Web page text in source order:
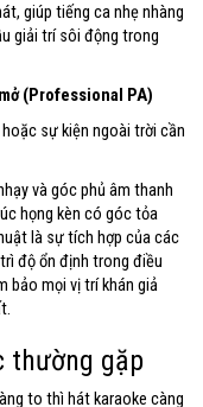
giúp tiếng ca nhẹ nhàng
giải trí sôi động trong
(Professional PA)
sự kiện ngoài trời cần
và góc phủ âm thanh
họng kèn có góc tỏa
là sự tích hợp của các
độ ổn định trong điều
bảo mọi vị trí khán giả
thường gặp
to thì hát karaoke càng